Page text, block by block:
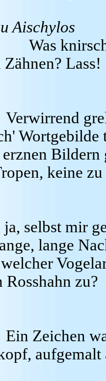
Aischylos
Was
Lass!
Verwirrend
Wortgebilde
erznen
keine
selbst mir
lange
Rosshahn zu?
Ein Zeichen
aufgemalt